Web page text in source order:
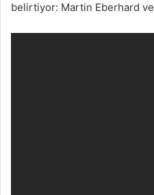
belirtiyor: Martin Eberhard